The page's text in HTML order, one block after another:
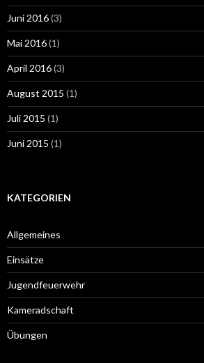
Juni 2016(3)
Mai 2016(1)
April 2016(3)
August 2015 (1)
Juli 2015 (1)
Juni 2015 (1)
KATEGORIEN
Allgemeines
Einsätze
Jugendfeuerwehr
Kameradschaft
Übungen